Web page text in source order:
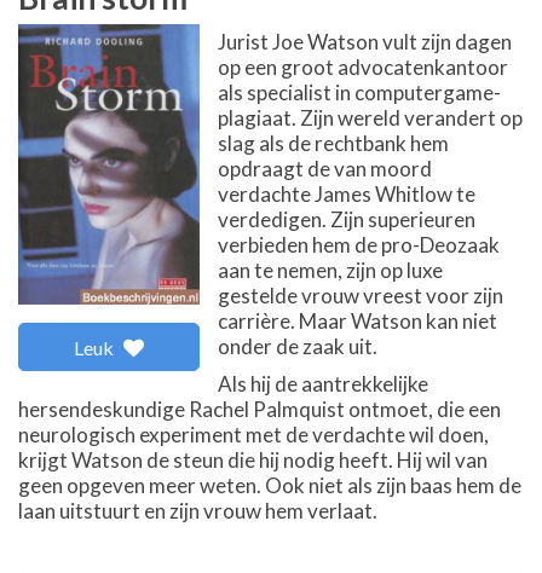
Leuk
Jurist Joe Watson vult zijn dagen
op een groot advocatenkantoor
als specialist in computergame-
plagiaat. Zijn wereld verandert op
slag als de rechtbank hem
opdraagt de van moord
verdachte James Whitlow te
verdedigen. Zijn superieuren
verbieden hem de pro-Deozaak
aan te nemen, zijn op luxe
gestelde vrouw vreest voor zijn
carrière. Maar Watson kan niet
onder de zaak uit.
Als hij de aantrekkelijke
hersendeskundige Rachel Palmquist ontmoet, die een
neurologisch experiment met de verdachte wil doen,
krijgt Watson de steun die hij nodig heeft. Hij wil van
geen opgeven meer weten. Ook niet als zijn baas hem de
laan uitstuurt en zijn vrouw hem verlaat.